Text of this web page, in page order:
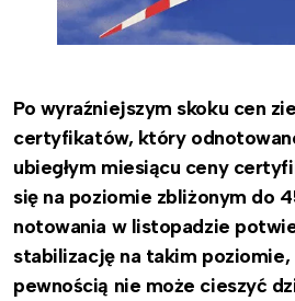
Po wyraźniejszym skoku cen
certyfikatów, który
ubiegłym miesiącu ceny
się na poziomie zbliżonym do
notowania w listopadzie
stabilizację na takim
pewnością nie może cieszyć